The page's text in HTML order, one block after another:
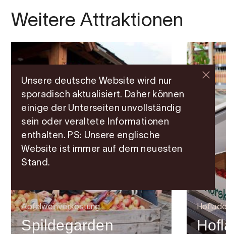
Weitere Attraktionen
Apfelweinverkostung
Spildegarden
Unsere deutsche Website wird nur
sporadisch aktualisiert. Daher können
einige der Unterseiten unvollständig
sein oder veraltete Informationen
enthalten. PS: Unsere englische
Website ist immer auf dem neuesten
Stand.